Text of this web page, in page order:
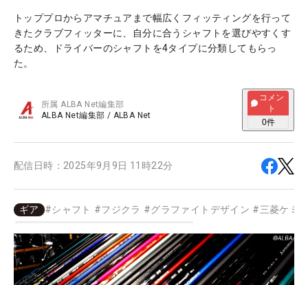
トッププロからアマチュアまで幅広くフィッティングを行って
きたクラブフィッターに、自分に合うシャフトを選びやすくす
るため、ドライバーのシャフトを4タイプに分類してもらっ
た。
所属ALBA Net編集部
ALBA Net編集部 / ALBA Net
コメン
ト
0件
配信日時： 2025年9月9日 11時22分
ギア #シャフト #フジクラ #グラファイトデザイン #三菱ケミ